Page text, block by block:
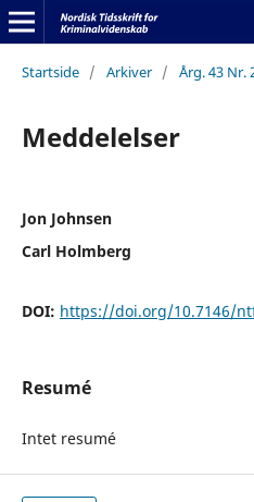
Startside / Arkiver / Årg. 43 Nr.
Meddelelser
Jon Johnsen
Carl Holmberg
DOI: https://doi.org/10.7146/
Resumé
Intet resumé